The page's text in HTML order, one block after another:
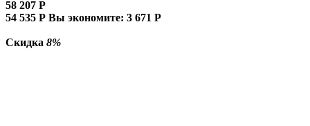
58 207 Р
54 535 Р Вы экономите: 3 671 Р
Скидка 8%